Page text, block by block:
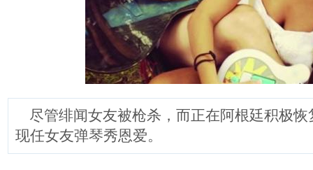
尽管绯闻女友被枪杀，而正在阿根廷积极恢
现任女友弹琴秀恩爱。